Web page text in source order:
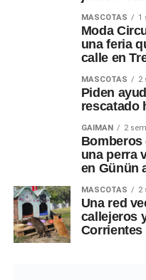
MASCOTAS 1
Moda
una feria
calle en
MASCOTAS 2
Piden
rescatado
GAIMAN 2
Bomberos
una perra
en Günün
MASCOTAS 2
Una red
callejeros
Corrientes